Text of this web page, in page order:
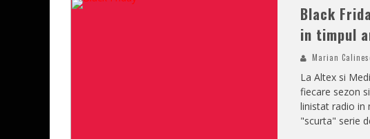
Black
in timpul
Marian
La Altex si
fiecare sezon
linistat radio in
"scurta" serie